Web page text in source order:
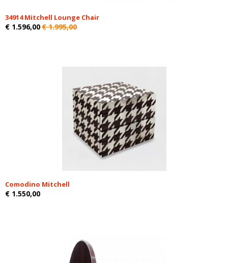
34914 Mitchell Lounge Chair
€ 1.596,00€ 1.995,00
Comodino Mitchell
€ 1.550,00